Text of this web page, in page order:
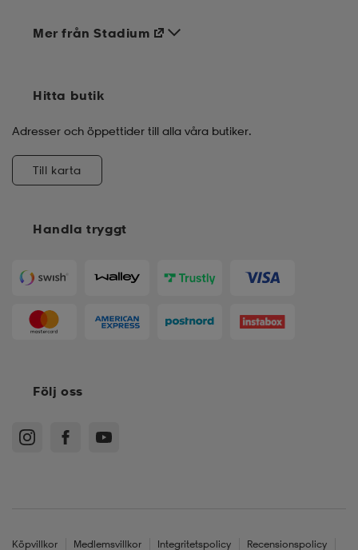
Handla tryggt
Mer från Stadium
Hitta butik
Adresser och öppettider till alla våra butiker.
Till karta
Följ oss
Köpvillkor Medlemsvillkor Integritetspolicy Recensionspolicy